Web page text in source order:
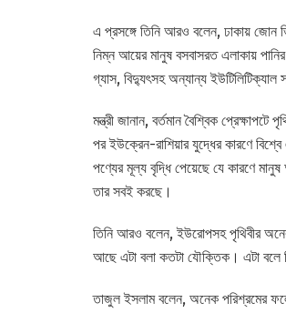
এ প্রসঙ্গে তিনি আরও বলেন, ঢাকায় জোন
নিম্ন আয়ের মানুষ বসবাসরত এলাকায়
গ্যাস, বিদ্যুৎসহ অন্যান্য ইউটিলিটিক্যাল
মন্ত্রী জানান, বর্তমান বৈশ্বিক
পর ইউক্রেন-রাশিয়ার যুদ্ধের কারণে
পণ্যের মূল্য বৃদ্ধি পেয়েছে যে কারণে
তার সবই করছে।
তিনি আরও বলেন, ইউরোপসহ পৃথিবীর অনেক
আছে এটা বলা কতটা যৌক্তিক। এটা বলে
তাজুল ইসলাম বলেন, অনেক পরিশ্রমের